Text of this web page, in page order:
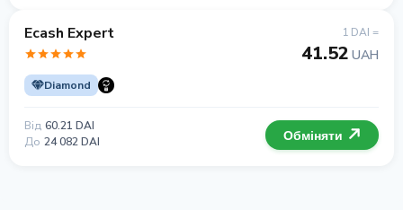
Ecash Expert
Diamond
1 DAI =
41.52 UAH
Від 60.21 DAI
До 24 082 DAI Обміняти